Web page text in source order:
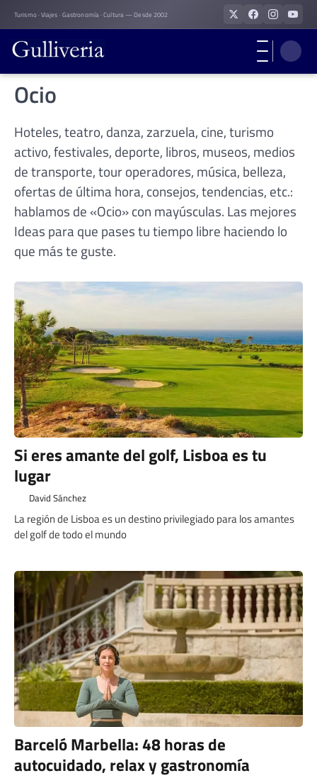
Skip
to
content
Turismo · Viajes · Gastronomía · Cultura — Desde 2002
Ocio
Hoteles, teatro, danza, zarzuela, cine, turismo
activo, festivales, deporte, libros, museos, medios
de transporte, tour operadores, música, belleza,
ofertas de última hora, consejos, tendencias, etc.:
hablamos de «Ocio» con mayúsculas. Las mejores
Ideas para que pases tu tiempo libre haciendo lo
que más te guste.
Si eres amante del golf, Lisboa es tu
lugar
David Sánchez
La región de Lisboa es un destino privilegiado para los amantes
del golf de todo el mundo
Barceló Marbella: 48 horas de
autocuidado, relax y gastronomía